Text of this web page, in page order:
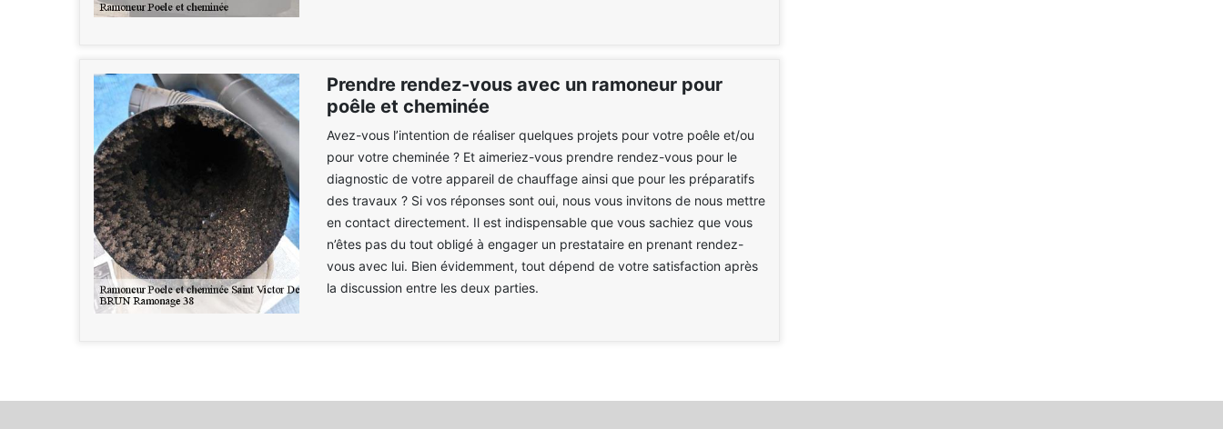
Prendre rendez-vous avec un ramoneur pour
poêle et cheminée
Avez-vous l’intention de réaliser quelques projets pour votre poêle et/ou
pour votre cheminée ? Et aimeriez-vous prendre rendez-vous pour le
diagnostic de votre appareil de chauffage ainsi que pour les préparatifs
des travaux ? Si vos réponses sont oui, nous vous invitons de nous mettre
en contact directement. Il est indispensable que vous sachiez que vous
n’êtes pas du tout obligé à engager un prestataire en prenant rendez-
vous avec lui. Bien évidemment, tout dépend de votre satisfaction après
la discussion entre les deux parties.